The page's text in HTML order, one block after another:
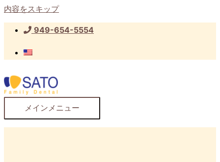
内容をスキップ
949-654-5554
メインメニュー